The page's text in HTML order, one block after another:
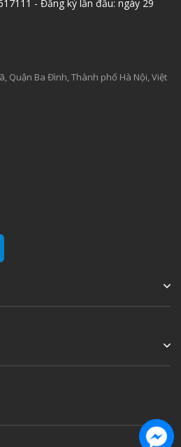
- Đăng ký lần đầu: ngày 29
Quận Ba Đình, Thành phố Hà Nội, Việt